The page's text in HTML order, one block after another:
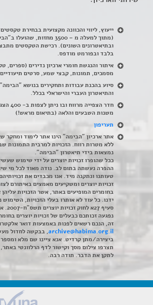
ייעוץ, ליווי והכוונה מקצועית בבחירת טקסטים
(מתוך למעלה מ – 3500 מחזות, שהועלו
ובתיאטרונים השונים). רכישת הטקסטים
בלבד ובפורמט מודפס.
איתור והנגשת חומרי ארכיון נדירים (ספרים,
מסמכים, תמונות, קבצי שמע, סרטים תיעודיים
סיוע בהכנת עבודות ותחקירים בנושא
והתיאטרון העברי והישראלי בכלל.
חדר
משנות השבעים והלאה (בתיאום מראש!)
תעריפון
אתר ארכיון "הבימה" הינו אתר לימוד ומחקר
ללא מטרות רווח. הזכויות למרבית התמונות
נמצאות בידי תיאטרון "הבימה".
ככל שהופרו זכויות יוצרים על ידי שימוש
ההפרה נעשתה בתום לב. נודה מאוד לכל מי
טעותנו ונתקנה מיד. אנו מכבדים את
זכויות יוצרים ומשקיעים מאמצים באיתורם
בחומרים המופיעים באתר, אשר הזכויות עליהן
ידנו. כל עוד לא אותרו בעלי הזכויות,
סעיף
נפגעה זכותכם כבעלים של זכויות יוצרים
זה, הנכם רשאים לפנות באמצעות דואר
archive@habima.org.il, בבקשה לחדול
ביצירה/מתן קרדיט. אנא ציינו שם מלא ומספר
תצרפו צילום מסך וקישור לדף הרלוונטי
לתקן את הדבר. תודה רבה.